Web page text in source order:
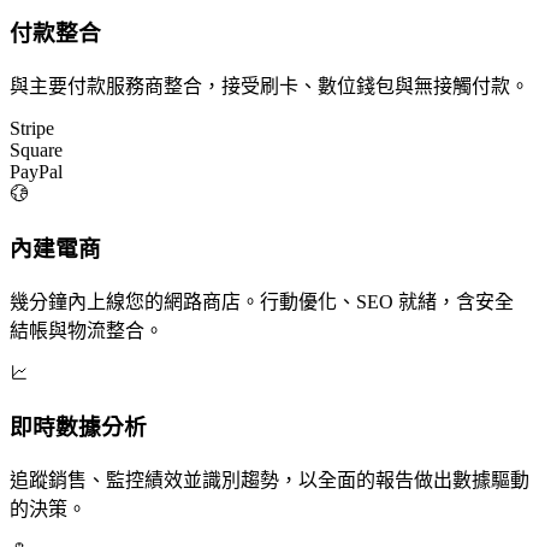
付款整合
與主要付款服務商整合，接受刷卡、數位錢包與無接觸付款。
Stripe
Square
PayPal
內建電商
幾分鐘內上線您的網路商店。行動優化、SEO 就緒，含安全
結帳與物流整合。
即時數據分析
追蹤銷售、監控績效並識別趨勢，以全面的報告做出數據驅動
的決策。